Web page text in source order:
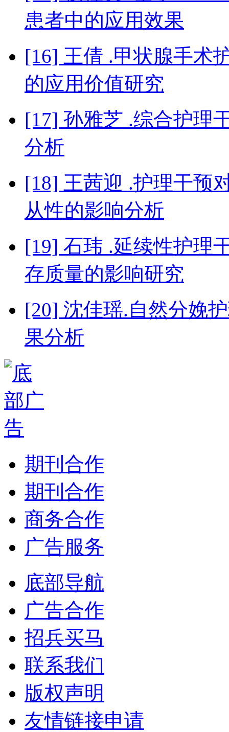
患者中的应用效果
[16] 王倩 .甲状腺手术
的应用价值研究
[17] 孙雅芝 .综合护理
分析
[18] 王茜迎 .护理干预
从性的影响分析
[19] 石玮 .延续性护理
存质量的影响研究
[20] 沈佳瑶.自然分娩
果分析
期刊合作
期刊合作
商务合作
广告服务
底部导航
广告合作
招兵买马
联系我们
版权声明
友情链接申请